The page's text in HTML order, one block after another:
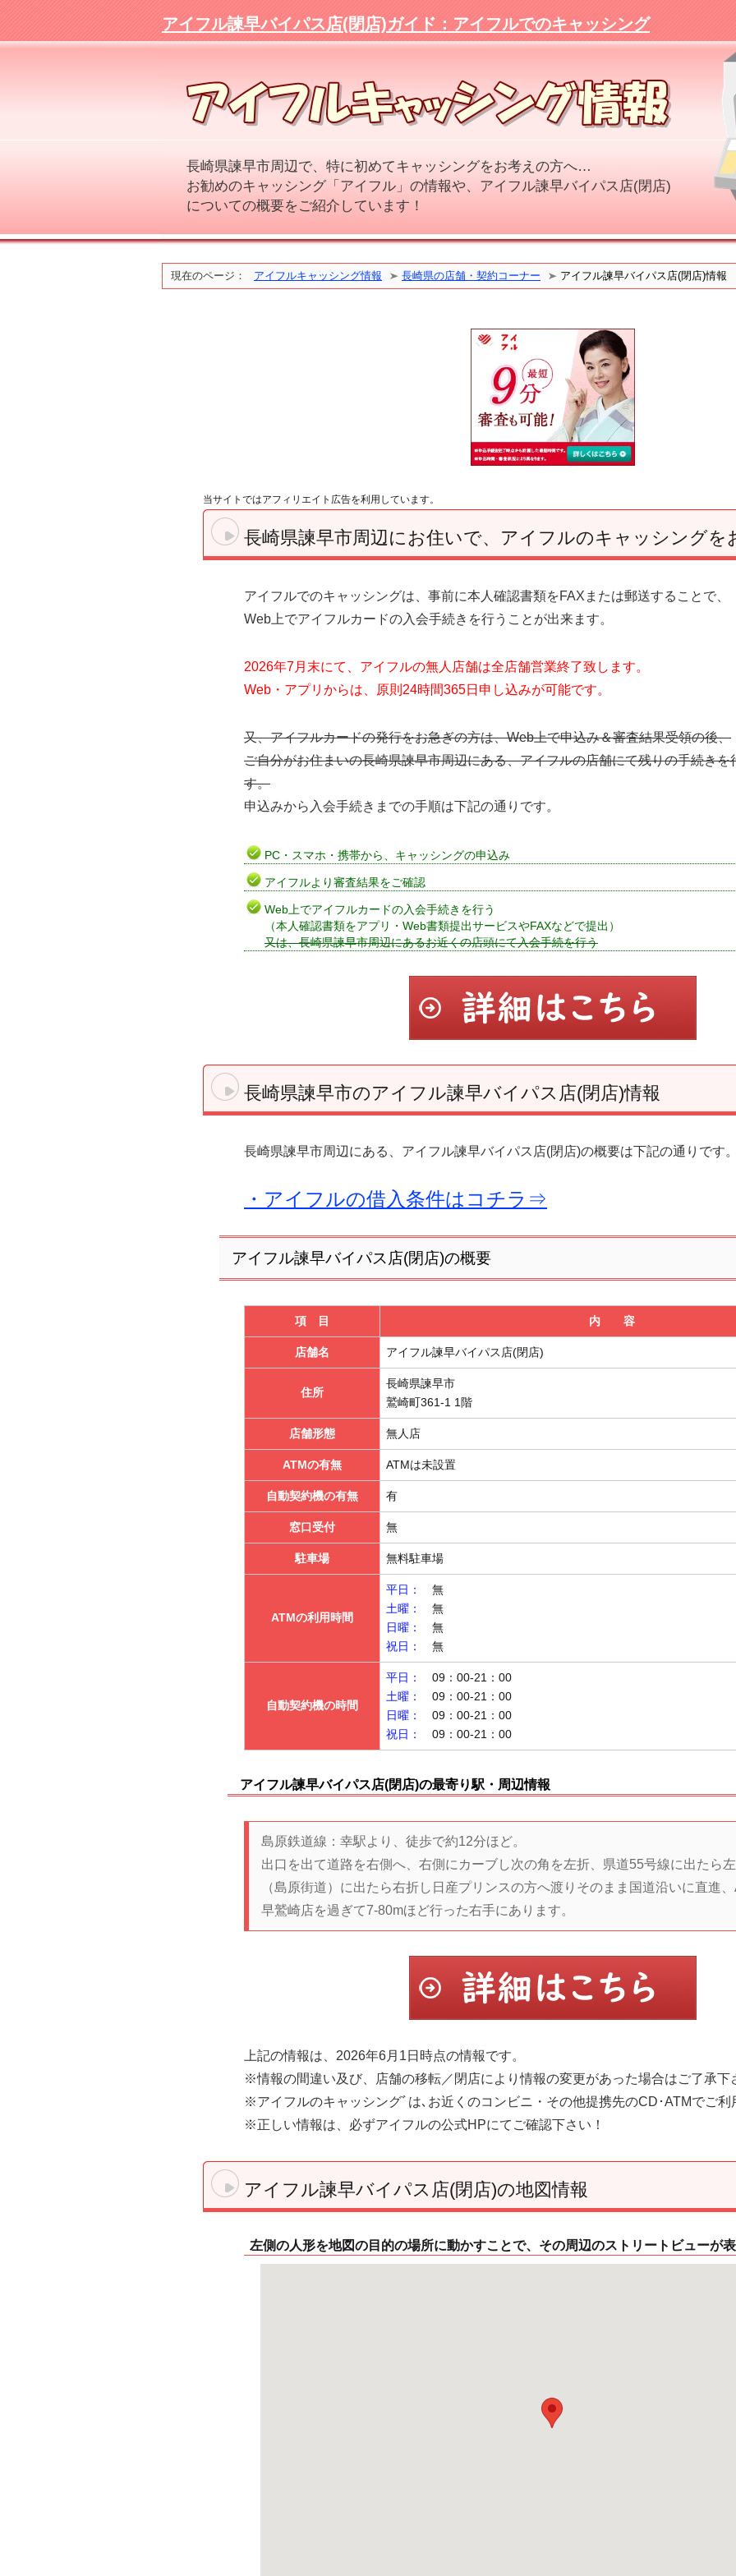
当サイトではアフィリエイト広告を利用しています。
長崎県諫早市周辺にお住いで、アイフルのキャッシングを
アイフルでのキャッシングは、事前に本人確認書類をFAXまたは郵送することで、
Web上でアイフルカードの入会手続きを行うことが出来ます。
2026年7月末にて、アイフルの無人店舗は全店舗営業終了致します。
Web・アプリからは、原則24時間365日申し込みが可能です。
又、アイフルカードの発行をお急ぎの方は、Web上で申込み＆審査結果受領の後、
ご自分がお住まいの長崎県諫早市周辺にある、アイフルの店舗にて残りの手続きを
す。
申込みから入会手続きまでの手順は下記の通りです。
PC・スマホ・携帯から、キャッシングの申込み
アイフルより審査結果をご確認
Web上でアイフルカードの入会手続きを行う
（本人確認書類をアプリ・Web書類提出サービスやFAXなどで提出）
又は、長崎県諫早市周辺にあるお近くの店頭にて入会手続を行う
長崎県諫早市のアイフル諫早バイパス店(閉店)情報
長崎県諫早市周辺にある、アイフル諫早バイパス店(閉店)の概要は下記の通りです
・アイフルの借入条件はコチラ⇒
アイフル諫早バイパス店(閉店)の概要
項 目 内 容
店舗名 アイフル諫早バイパス店(閉店)
住所
長崎県諫早市
鷲崎町361-1 1階
店舗形態 無人店
ATMの有無 ATMは未設置
自動契約機の有無 有
窓口受付 無
駐車場 無料駐車場
ATMの利用時間
平日：
無
土曜：
無
日曜：
無
祝日：
無
自動契約機の時間
平日：
09：00-21：00
土曜：
09：00-21：00
日曜：
09：00-21：00
祝日：
09：00-21：00
アイフル諫早バイパス店(閉店)の最寄り駅・周辺情報
島原鉄道線：幸駅より、徒歩で約12分ほど。
出口を出て道路を右側へ、右側にカーブし次の角を左折、県道55号線に出たら
（島原街道）に出たら右折し日産プリンスの方へ渡りそのまま国道沿いに直進
早鷲崎店を過ぎて7-80mほど行った右手にあります。
上記の情報は、2026年6月1日時点の情報です。
※情報の間違い及び、店舗の移転／閉店により情報の変更があった場合はご了承下
※アイフルのキャッシングﾞは､お近くのコンビニ・その他提携先のCD･ATMでご利
※正しい情報は、必ずアイフルの公式HPにてご確認下さい！
アイフル諫早バイパス店(閉店)の地図情報
左側の人形を地図の目的の場所に動かすことで、その周辺のストリートビューが
アイフル諫早バイパス店(閉店)ガイド：アイフルでのキャッシング
長崎県諫早市周辺で、特に初めてキャッシングをお考えの方へ…
お勧めのキャッシング「アイフル」の情報や、アイフル諫早バイパス店(閉店)
についての概要をご紹介しています！
現在のページ： アイフルキャッシング情報 長崎県の店舗・契約コーナー アイフル諫早バイパス店(閉店)情報